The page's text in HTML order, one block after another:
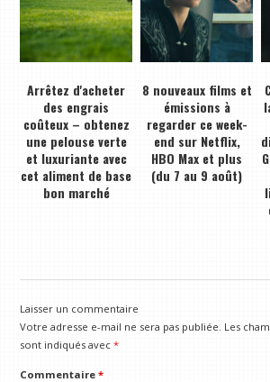
Arrêtez d'acheter
des engrais
coûteux – obtenez
une pelouse verte
et luxuriante avec
cet aliment de base
bon marché
8 nouveaux films et
émissions à
regarder ce week-
end sur Netflix,
HBO Max et plus
(du 7 au 9 août)
Laisser un commentaire
Votre adresse e-mail ne sera pas publiée. Les
sont indiqués avec*
Commentaire*